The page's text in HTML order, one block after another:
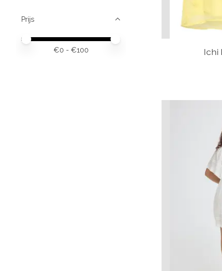
Prijs
Minimale prijswaarde
Price maximum value
€0 - €100 Ichi